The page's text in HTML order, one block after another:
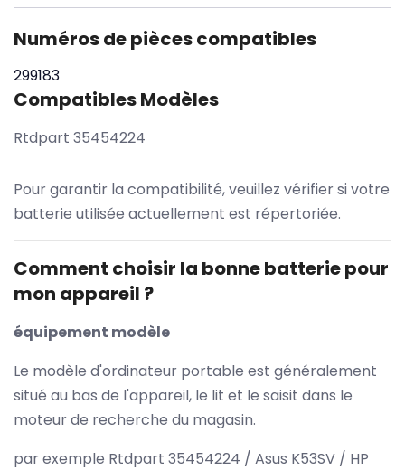
Numéros de pièces compatibles
299183
Compatibles Modèles
Rtdpart 35454224
Pour garantir la compatibilité, veuillez vérifier si votre
batterie utilisée actuellement est répertoriée.
Comment choisir la bonne batterie pour
mon appareil ?
équipement modèle
Le modèle d'ordinateur portable est généralement
situé au bas de l'appareil, le lit et le saisit dans le
moteur de recherche du magasin.
par exemple Rtdpart 35454224 / Asus K53SV / HP